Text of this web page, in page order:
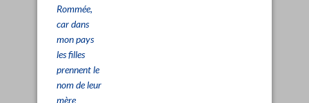
Rommée,
car dans
mon pays
les filles
prennent le
nom de leur
mère